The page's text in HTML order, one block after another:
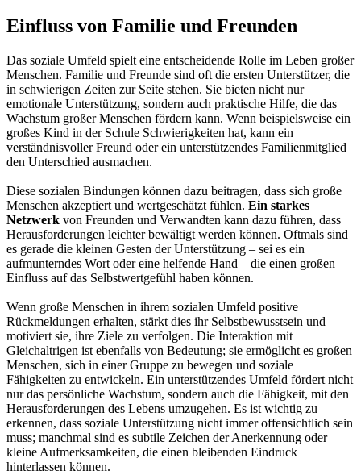
Einfluss von Familie und Freunden
Das soziale Umfeld spielt eine entscheidende Rolle im Leben großer
Menschen. Familie und Freunde sind oft die ersten Unterstützer, die
in schwierigen Zeiten zur Seite stehen. Sie bieten nicht nur
emotionale Unterstützung, sondern auch praktische Hilfe, die das
Wachstum großer Menschen fördern kann. Wenn beispielsweise ein
großes Kind in der Schule Schwierigkeiten hat, kann ein
verständnisvoller Freund oder ein unterstützendes Familienmitglied
den Unterschied ausmachen.
Diese sozialen Bindungen können dazu beitragen, dass sich große
Menschen akzeptiert und wertgeschätzt fühlen. Ein starkes
Netzwerk von Freunden und Verwandten kann dazu führen, dass
Herausforderungen leichter bewältigt werden können. Oftmals sind
es gerade die kleinen Gesten der Unterstützung – sei es ein
aufmunterndes Wort oder eine helfende Hand – die einen großen
Einfluss auf das Selbstwertgefühl haben können.
Wenn große Menschen in ihrem sozialen Umfeld positive
Rückmeldungen erhalten, stärkt dies ihr Selbstbewusstsein und
motiviert sie, ihre Ziele zu verfolgen. Die Interaktion mit
Gleichaltrigen ist ebenfalls von Bedeutung; sie ermöglicht es großen
Menschen, sich in einer Gruppe zu bewegen und soziale
Fähigkeiten zu entwickeln. Ein unterstützendes Umfeld fördert nicht
nur das persönliche Wachstum, sondern auch die Fähigkeit, mit den
Herausforderungen des Lebens umzugehen. Es ist wichtig zu
erkennen, dass soziale Unterstützung nicht immer offensichtlich sein
muss; manchmal sind es subtile Zeichen der Anerkennung oder
kleine Aufmerksamkeiten, die einen bleibenden Eindruck
hinterlassen können.